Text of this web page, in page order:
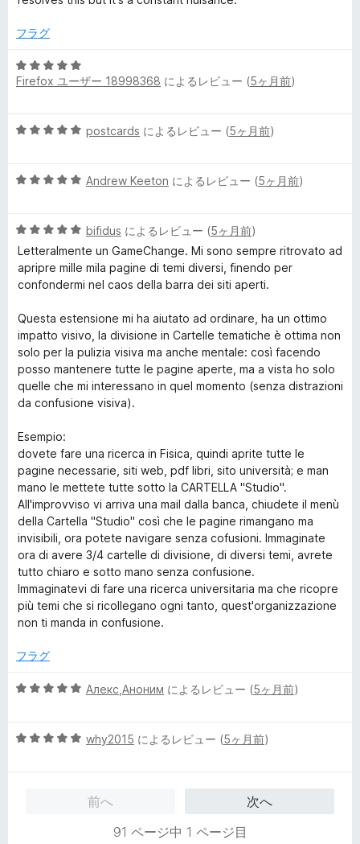
評
フラグ
5
段
5
価
Firefox ユーザー 18998368 によるレビュー (5ヶ月前)
5
中
評
価
postcards によるレビュー (5ヶ月前)
5
中
5
の
評
Andrew Keeton によるレビュー (5ヶ月前)
5
段
階
中
の
評
価
bifidus によるレビュー (5ヶ月前)
Letteralmente un GameChange. Mi sono sempre ritrovato ad
apripre mille mila pagine di temi diversi, finendo per
confondermi nel caos della barra dei siti aperti.
Questa estensione mi ha aiutato ad ordinare, ha un ottimo
impatto visivo, la divisione in Cartelle tematiche è ottima non
solo per la pulizia visiva ma anche mentale: così facendo
posso mantenere tutte le pagine aperte, ma a vista ho solo
quelle che mi interessano in quel momento (senza distrazioni
da confusione visiva).
Esempio:
dovete fare una ricerca in Fisica, quindi aprite tutte le
pagine necessarie, siti web, pdf libri, sito università; e man
mano le mettete tutte sotto la CARTELLA "Studio".
All'improvviso vi arriva una mail dalla banca, chiudete il menù
della Cartella "Studio" così che le pagine rimangano ma
invisibili, ora potete navigare senza cofusioni. Immaginate
ora di avere 3/4 cartelle di divisione, di diversi temi, avrete
tutto chiaro e sotto mano senza confusione.
Immaginatevi di fare una ricerca universitaria ma che ricopre
più temi che si ricollegano ogni tanto, quest'organizzazione
non ti manda in confusione.
フラグ
5
中
Алекс,Аноним によるレビュー (5ヶ月前)
5
why2015 によるレビュー (5ヶ月前)
前へ
次へ
91 ページ中 1 ページ目